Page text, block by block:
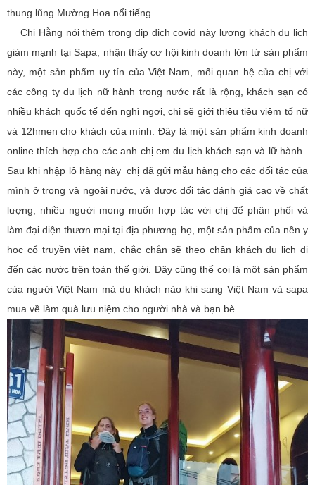
thung lũng Mường Hoa nổi tiếng .
Chị Hằng nói thêm trong dịp dịch covid này lượng khách du lịch
giảm mạnh tại Sapa, nhận thấy cơ hội kinh doanh lớn từ sản phẩm
này, một sản phẩm uy tín của Việt Nam, mối quan hệ của chị với
các công ty du lịch nữ hành trong nước rất là rộng, khách sạn có
nhiều khách quốc tế đến nghỉ ngơi, chị sẽ giới thiệu tiêu viêm tố nữ
và 12hmen cho khách của mình. Đây là một sản phẩm kinh doanh
online thích hợp cho các anh chị em du lịch khách sạn và lữ hành.
Sau khi nhập lô hàng này chị đã gửi mẫu hàng cho các đối tác của
mình ở trong và ngoài nước, và được đối tác đánh giá cao về chất
lượng, nhiều người mong muốn hợp tác với chị để phân phối và
làm đại diện thươn mại tại địa phương họ, một sản phẩm của nền y
học cổ truyền việt nam, chắc chắn sẽ theo chân khách du lịch đi
đến các nước trên toàn thế giới. Đây cũng thể coi là một sản phẩm
của người Việt Nam mà du khách nào khi sang Việt Nam và sapa
mua về làm quà lưu niệm cho người nhà và bạn bè.